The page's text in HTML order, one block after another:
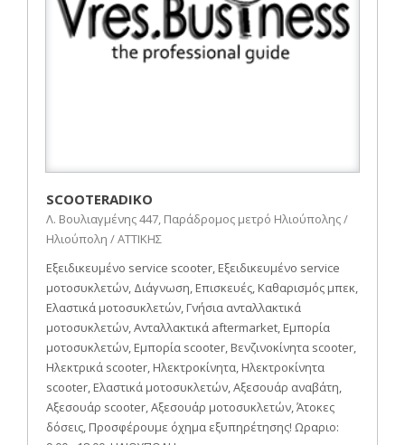
SCOOTERADIKO
Λ. Βουλιαγμένης 447, Παράδρομος μετρό Ηλιούπολης /
Ηλιούπολη / ΑΤΤΙΚΗΣ
Εξειδικευμένο service scooter, Εξειδικευμένο service
μοτοσυκλετών, Διάγνωση, Επισκευές, Καθαρισμός μπεκ,
Ελαστικά μοτοσυκλετών, Γνήσια ανταλλακτικά
μοτοσυκλετών, Ανταλλακτικά aftermarket, Εμπορία
μοτοσυκλετών, Εμπορία scooter, Βενζινοκίνητα scooter,
Ηλεκτρικά scooter, Ηλεκτροκίνητα, Ηλεκτροκίνητα
scooter, Ελαστικά μοτοσυκλετών, Αξεσουάρ αναβάτη,
Αξεσουάρ scooter, Αξεσουάρ μοτοσυκλετών, Άτοκες
δόσεις, Προσφέρουμε όχημα εξυπηρέτησης! Ωραριο: